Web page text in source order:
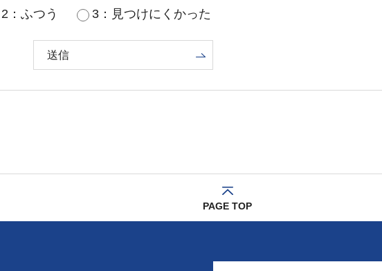
2：ふつう 3：見つけにくかった
PAGE TOP